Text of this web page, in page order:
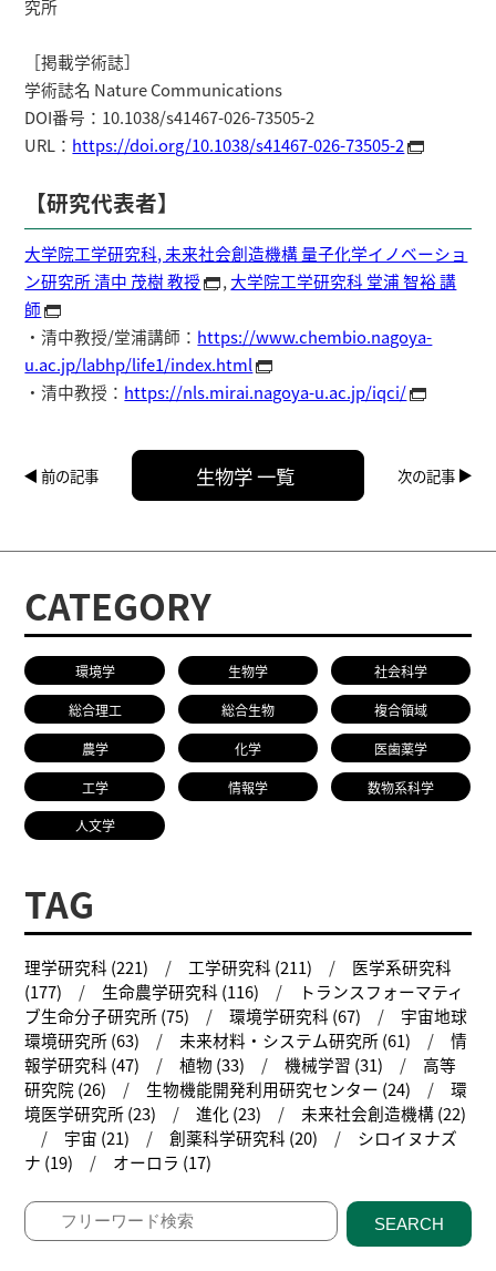
究所
［掲載学術誌］
学術誌名 Nature Communications
DOI番号：10.1038/s41467-026-73505-2
URL： https://doi.org/10.1038/s41467-026-73505-2
【研究代表者】
大学院工学研究科, 未来社会創造機構 量子化学イノベーショ
ン研究所 清中 茂樹 教授
, 大学院工学研究科 堂浦 智裕 講
師
・清中教授/堂浦講師： https://www.chembio.nagoya-
u.ac.jp/labhp/life1/index.html
・清中教授： https://nls.mirai.nagoya-u.ac.jp/iqci/
前の記事 生物学 一覧 次の記事
CATEGORY
環境学 生物学 社会科学
総合理工 総合生物 複合領域
農学 化学 医歯薬学
工学 情報学 数物系科学
人文学
TAG
理学研究科 (221) 工学研究科 (211)
医学系研究科
(177)
生命農学研究科 (116)
トランスフォーマティ
ブ生命分子研究所 (75)
環境学研究科 (67)
宇宙地球
環境研究所 (63)
未来材料・システム研究所 (61)
情
報学研究科 (47)
植物 (33) 機械学習 (31)
高等
研究院 (26)
生物機能開発利用研究センター (24)
環
境医学研究所 (23)
進化 (23)
未来社会創造機構 (22)
宇宙 (21)
創薬科学研究科 (20)
シロイヌナズ
ナ (19)
オーロラ (17)
SEARCH